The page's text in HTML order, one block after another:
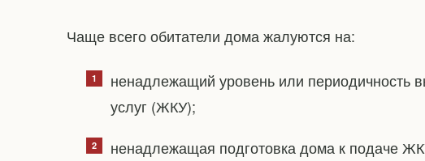
Чаще всего обитатели дома жалуются на:
ненадлежащий уровень или
услуг (ЖКУ);
ненадлежащая подготовка дома к подаче